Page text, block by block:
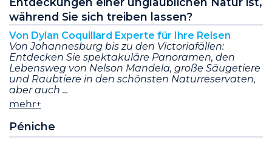
während Sie sich treiben lassen?
Von Dylan Coquillard Experte für Ihre Reisen
Von Johannesburg bis zu den Victoriafällen:
Entdecken Sie spektakuläre Panoramen, den
Lebensweg von Nelson Mandela, große Säugetiere
und Raubtiere in den schönsten Naturreservaten,
aber auch
mehr+
Péniche